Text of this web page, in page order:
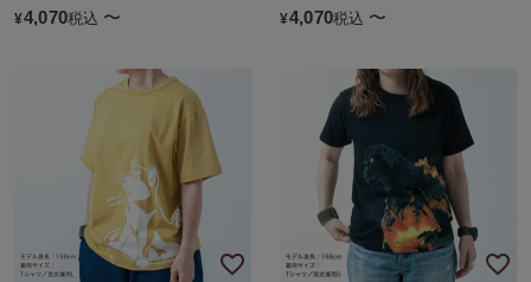
¥4,070税込 〜 ¥4,070税込 〜